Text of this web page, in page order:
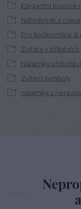
Elegantní kovové
Náhrdelník z
Pro kočkomilce &
Zvířata v příbězích
Náramky přátelství
Zvířecí symboly
náramky z